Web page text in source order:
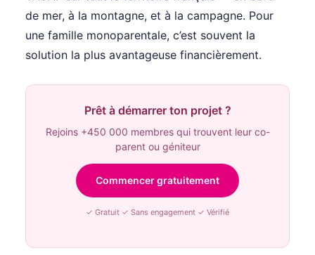
de mer, à la montagne, et à la campagne. Pour
une famille monoparentale, c’est souvent la
solution la plus avantageuse financièrement.
Prêt à démarrer ton projet ?
Rejoins +450 000 membres qui trouvent leur co-
parent ou géniteur
Commencer gratuitement
✓ Gratuit ✓ Sans engagement ✓ Vérifié